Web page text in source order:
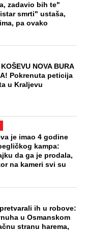
zadavio bih te"
smrti" ustaša,
pa ovako
NOVA BURA
Pokrenuta peticija
u Kraljevu
je imao 4 godine
kampa:
da ga je prodala,
na kameri svi su
ih u robove:
u Osmanskom
stranu harema,